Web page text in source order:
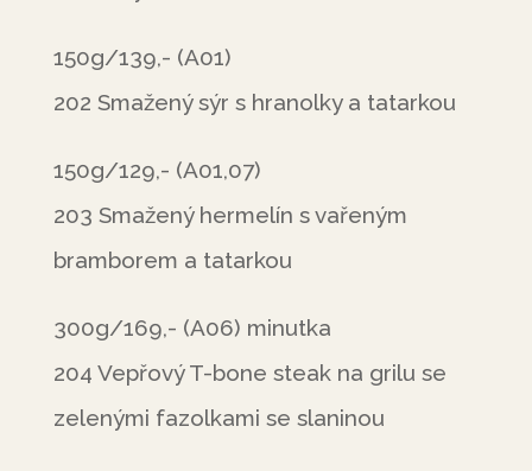
150g/139,- (A01)
202 Smažený sýr s hranolky a tatarkou
150g/129,- (A01,07)
203 Smažený hermelín s vařeným
bramborem a tatarkou
300g/169,- (A06) minutka
204 Vepřový T-bone steak na grilu se
zelenými fazolkami se slaninou